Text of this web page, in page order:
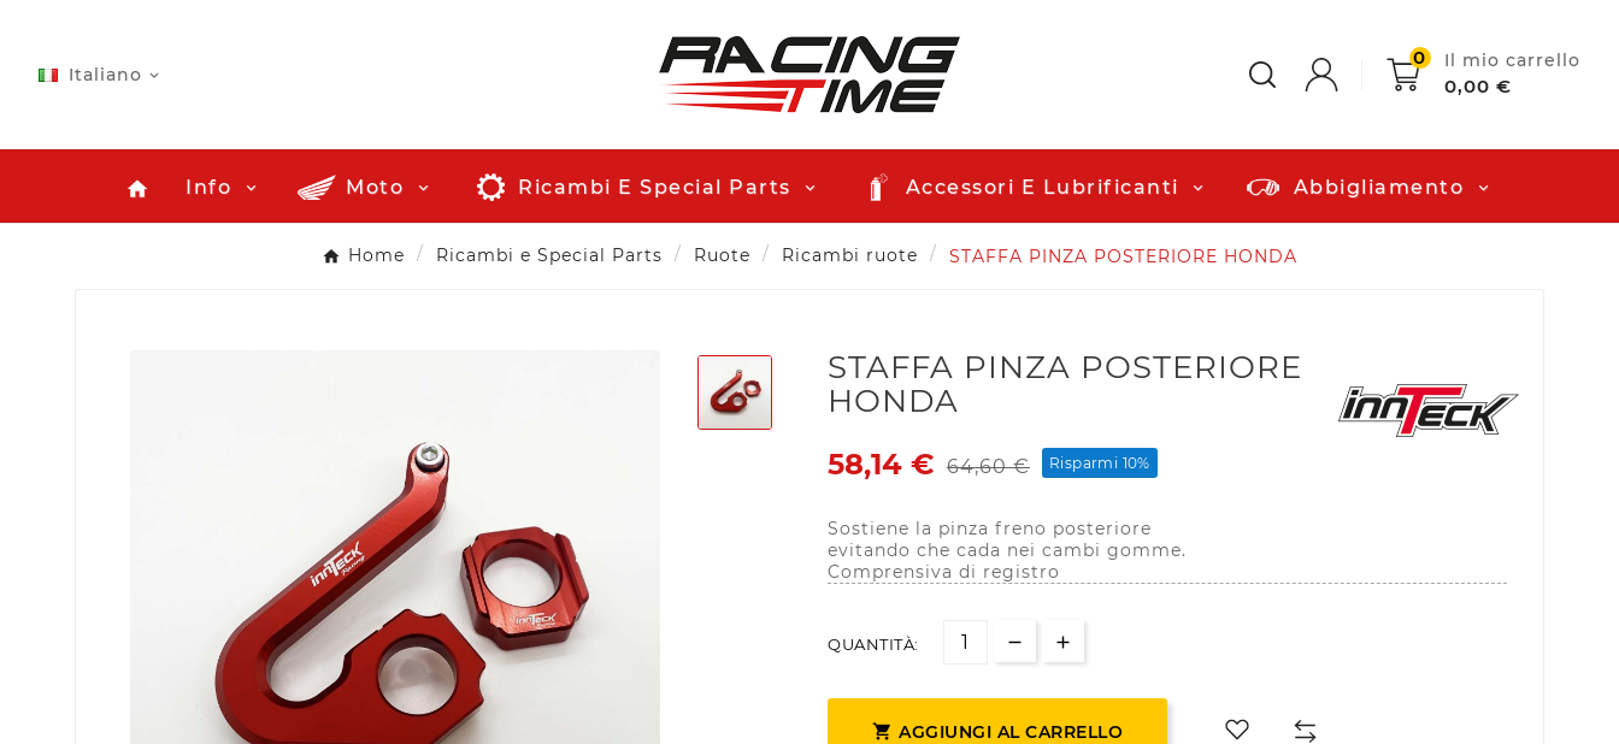
Italiano 
0 Il mio carrello
0,00 €
home Info Moto Ricambi E Special Parts Accessori E Lubrificanti Abbigliamento
Home Ricambi e Special Parts Ruote Ricambi ruote STAFFA PINZA POSTERIORE HONDA
STAFFA PINZA POSTERIORE
HONDA
58,14 € 64,60 € Risparmi 10%
Sostiene la pinza freno posteriore
evitando che cada nei cambi gomme.
Comprensiva di registro
QUANTITÀ:
 AGGIUNGI AL CARRELLO